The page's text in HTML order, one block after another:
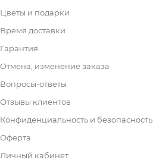
Цветы и подарки
Время доставки
Гарантия
Отмена, изменение заказа
Вопросы-ответы
Отзывы клиентов
Конфиденциальность и безопасность
Оферта
Личный кабинет